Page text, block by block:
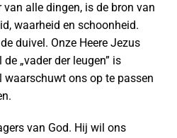
van alle dingen, is de bron van
waarheid en schoonheid.
duivel. Onze Heere Jezus
„vader der leugen” is
waarschuwt ons op te passen
van God. Hij wil ons